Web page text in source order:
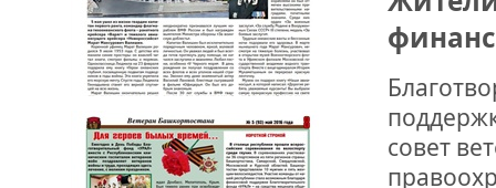
ОГОНЬ -
ПОЖАРОВ
ДРУЖБА НЕ
ВСТРЕЧА
В ДОМЕ
совет